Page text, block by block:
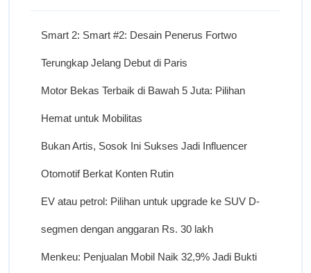
Smart 2: Smart #2: Desain Penerus Fortwo
Terungkap Jelang Debut di Paris
Motor Bekas Terbaik di Bawah 5 Juta: Pilihan
Hemat untuk Mobilitas
Bukan Artis, Sosok Ini Sukses Jadi Influencer
Otomotif Berkat Konten Rutin
EV atau petrol: Pilihan untuk upgrade ke SUV D-
segmen dengan anggaran Rs. 30 lakh
Menkeu: Penjualan Mobil Naik 32,9% Jadi Bukti